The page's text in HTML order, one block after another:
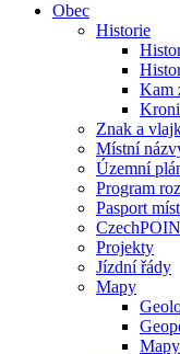
Obec
Historie
Kam
Znak a
Místní
Územní
Program
Pasport
Projekty
Jízdní řády
Mapy